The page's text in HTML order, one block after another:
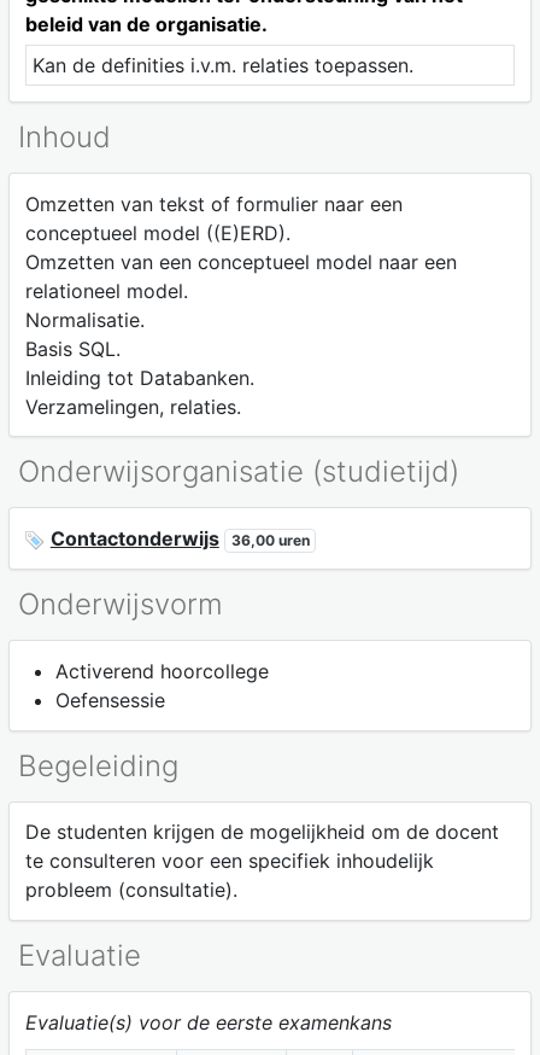
beleid van de organisatie.
Kan de definities i.v.m. relaties toepassen.
Inhoud
Omzetten van tekst of formulier naar een
conceptueel model ((E)ERD).
Omzetten van een conceptueel model naar een
relationeel model.
Normalisatie.
Basis SQL.
Inleiding tot Databanken.
Verzamelingen, relaties.
Onderwijsorganisatie (studietijd)
Contactonderwijs 36,00 uren
Onderwijsvorm
Activerend hoorcollege
Oefensessie
Begeleiding
De studenten krijgen de mogelijkheid om de docent
te consulteren voor een specifiek inhoudelijk
probleem (consultatie).
Evaluatie
Evaluatie(s) voor de eerste examenkans